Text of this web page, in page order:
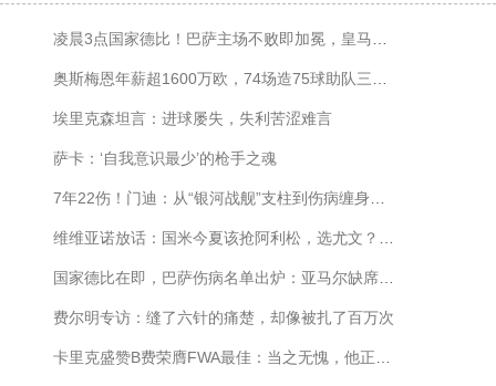
凌晨3点国家德比！巴萨主场不败即加冕，皇马更衣室风波中求生机
奥斯梅恩年薪超1600万欧，74场造75球助队三冠，枪手夏窗或出手
埃里克森坦言：进球屡失，失利苦涩难言
萨卡：‘自我意识最少’的枪手之魂
7年22伤！门迪：从“银河战舰”支柱到伤病缠身的唏嘘之路
维维亚诺放话：国米今夏该抢阿利松，选尤文？那可亏大了！
国家德比在即，巴萨伤病名单出炉：亚马尔缺席，拉菲尼亚或复出
费尔明专访：缝了六针的痛楚，却像被扎了百万次
卡里克盛赞B费荣膺FWA最佳：当之无愧，他正处黄金年华